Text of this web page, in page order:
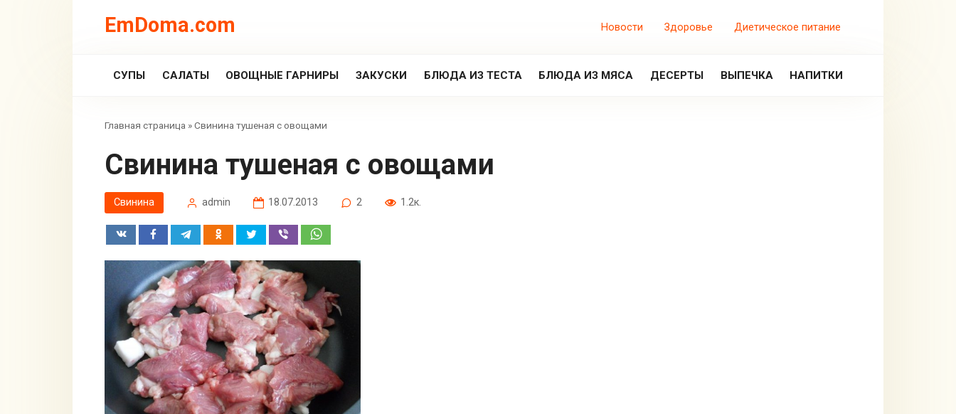
EmDoma.com Новости Здоровье Диетическое питание
СУПЫ САЛАТЫ ОВОЩНЫЕ ГАРНИРЫ ЗАКУСКИ БЛЮДА ИЗ ТЕСТА БЛЮДА ИЗ МЯСА ДЕСЕРТЫ ВЫПЕЧКА НАПИТКИ
Главная страница »Свинина тушеная с овощами
Свинина тушеная с овощами
Свинина admin 18.07.2013 2 1.2к.